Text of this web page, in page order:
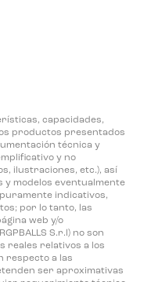
capacidades,
productos presentados
técnica y
y no
ilustraciones, etc.), así
modelos eventualmente
indicativos,
por lo tanto, las
web y/o
S.r.l) no son
reales relativos a los
respecto a las
ser aproximativas